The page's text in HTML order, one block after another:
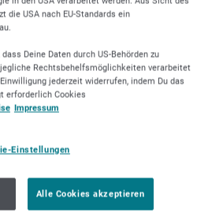
die USA nach EU-Standards ein
Deine Daten durch US-Behörden zu
Rechtsbehelfsmöglichkeiten verarbeitet
jederzeit widerrufen, indem Du das
erforderlich Cookies
Impressum
Einstellungen
Alle Cookies akzeptieren